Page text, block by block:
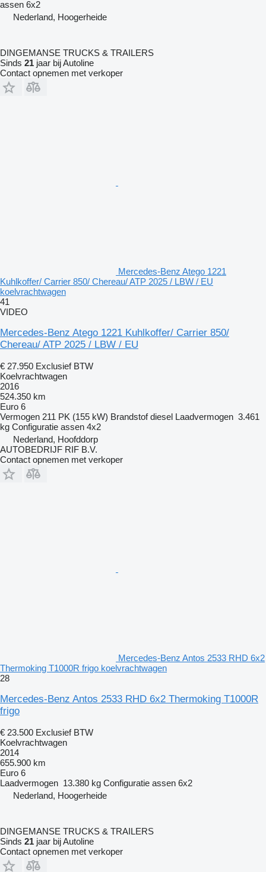
assen 6x2
Nederland, Hoogerheide
DINGEMANSE TRUCKS & TRAILERS
Sinds 21 jaar bij Autoline
Contact opnemen met verkoper
Mercedes-Benz Atego 1221
Kuhlkoffer/ Carrier 850/ Chereau/ ATP 2025 / LBW / EU
koelvrachtwagen
41
VIDEO
Mercedes-Benz Atego 1221 Kuhlkoffer/ Carrier 850/
Chereau/ ATP 2025 / LBW / EU
€ 27.950 Exclusief BTW
Koelvrachtwagen
2016
524.350 km
Euro 6
Vermogen 211 PK (155 kW) Brandstof diesel Laadvermogen 3.461
kg Configuratie assen 4x2
Nederland, Hoofddorp
AUTOBEDRIJF RIF B.V.
Contact opnemen met verkoper
Mercedes-Benz Antos 2533 RHD 6x2
Thermoking T1000R frigo koelvrachtwagen
28
Mercedes-Benz Antos 2533 RHD 6x2 Thermoking T1000R
frigo
€ 23.500 Exclusief BTW
Koelvrachtwagen
2014
655.900 km
Euro 6
Laadvermogen 13.380 kg Configuratie assen 6x2
Nederland, Hoogerheide
DINGEMANSE TRUCKS & TRAILERS
Sinds 21 jaar bij Autoline
Contact opnemen met verkoper